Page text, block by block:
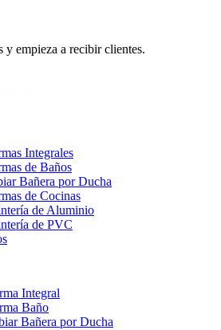
y empieza a recibir clientes.
Integrales
de Baños
Bañera por Ducha
de Cocinas
de Aluminio
de PVC
Integral
Baño
Bañera por Ducha